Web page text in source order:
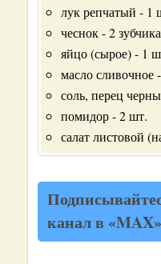
лук репчатый - 1
чеснок - 2 зубчика
яйцо (сырое) - 1
масло сливочное
соль, перец
помидор - 2 шт.
салат листовой
канал в